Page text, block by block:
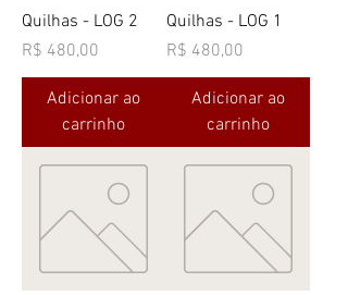
Quilhas - LOG 2
Preço
R$ 480,00
Adicionar ao
carrinho
Quilhas - LOG 1
Preço
R$ 480,00
Adicionar ao
carrinho